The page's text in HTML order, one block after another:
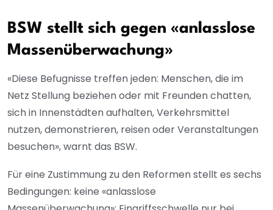
BSW stellt sich gegen «anlasslose
Massenüberwachung»
«Diese Befugnisse treffen jeden: Menschen, die im
Netz Stellung beziehen oder mit Freunden chatten,
sich in Innenstädten aufhalten, Verkehrsmittel
nutzen, demonstrieren, reisen oder Veranstaltungen
besuchen», warnt das BSW.
Für eine Zustimmung zu den Reformen stellt es sechs
Bedingungen: keine «anlasslose